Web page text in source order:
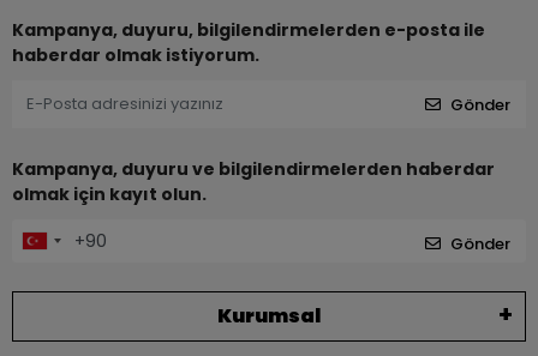
Kampanya, duyuru, bilgilendirmelerden e-posta ile
haberdar olmak istiyorum.
Gönder
Kampanya, duyuru ve bilgilendirmelerden haberdar
olmak için kayıt olun.
Gönder
Kurumsal